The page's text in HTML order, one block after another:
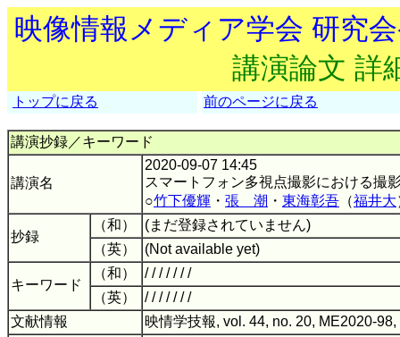
映像情報メディア学会 研究
講演論文 詳
トップに戻る 前のページに戻る
講演抄録／キーワード
講演名
2020-09-07 14:45
スマートフォン多視点撮影における撮
○竹下優輝 ・ 張 潮 ・ 東海彰吾 （福井大
抄録
（和）
(まだ登録されていません)
（英）
(Not available yet)
キーワード
（和）
/ / / / / / /
（英）
/ / / / / / /
文献情報
映情学技報, vol. 44, no. 20, ME2020-